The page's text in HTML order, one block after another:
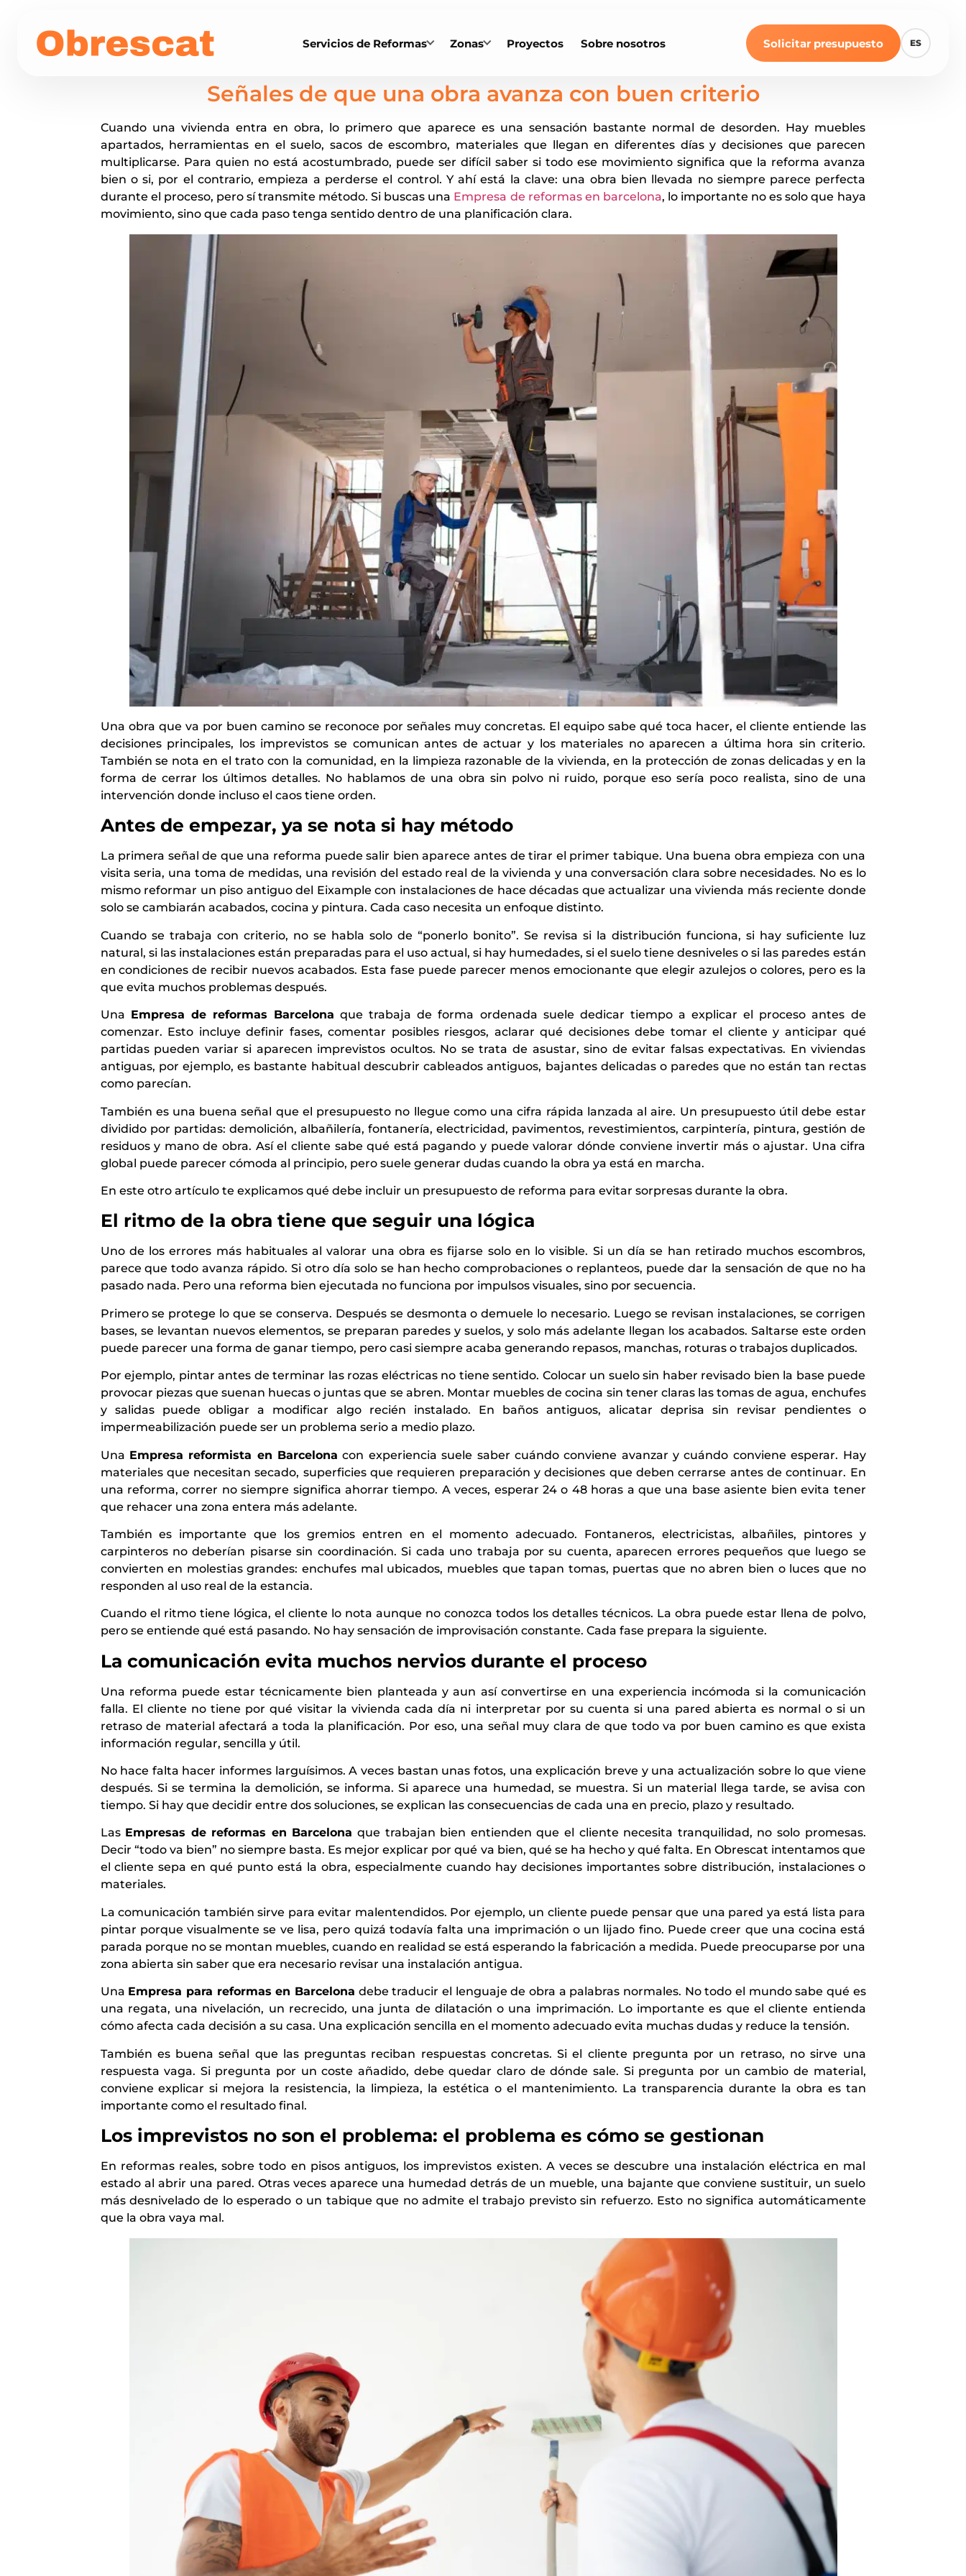
Servicios de Reformas Zonas Proyectos Sobre nosotros Solicitar presupuesto ES
Señales de que una obra avanza con buen criterio
Cuando una vivienda entra en obra, lo primero que aparece es una sensación bastante normal de desorden. Hay muebles
apartados, herramientas en el suelo, sacos de escombro, materiales que llegan en diferentes días y decisiones que parecen
multiplicarse. Para quien no está acostumbrado, puede ser difícil saber si todo ese movimiento significa que la reforma avanza
bien o si, por el contrario, empieza a perderse el control. Y ahí está la clave: una obra bien llevada no siempre parece perfecta
durante el proceso, pero sí transmite método. Si buscas una Empresa de reformas en barcelona, lo importante no es solo que haya
movimiento, sino que cada paso tenga sentido dentro de una planificación clara.
Una obra que va por buen camino se reconoce por señales muy concretas. El equipo sabe qué toca hacer, el cliente entiende las
decisiones principales, los imprevistos se comunican antes de actuar y los materiales no aparecen a última hora sin criterio.
También se nota en el trato con la comunidad, en la limpieza razonable de la vivienda, en la protección de zonas delicadas y en la
forma de cerrar los últimos detalles. No hablamos de una obra sin polvo ni ruido, porque eso sería poco realista, sino de una
intervención donde incluso el caos tiene orden.
Antes de empezar, ya se nota si hay método
La primera señal de que una reforma puede salir bien aparece antes de tirar el primer tabique. Una buena obra empieza con una
visita seria, una toma de medidas, una revisión del estado real de la vivienda y una conversación clara sobre necesidades. No es lo
mismo reformar un piso antiguo del Eixample con instalaciones de hace décadas que actualizar una vivienda más reciente donde
solo se cambiarán acabados, cocina y pintura. Cada caso necesita un enfoque distinto.
Cuando se trabaja con criterio, no se habla solo de “ponerlo bonito”. Se revisa si la distribución funciona, si hay suficiente luz
natural, si las instalaciones están preparadas para el uso actual, si hay humedades, si el suelo tiene desniveles o si las paredes están
en condiciones de recibir nuevos acabados. Esta fase puede parecer menos emocionante que elegir azulejos o colores, pero es la
que evita muchos problemas después.
Una Empresa de reformas Barcelona que trabaja de forma ordenada suele dedicar tiempo a explicar el proceso antes de
comenzar. Esto incluye definir fases, comentar posibles riesgos, aclarar qué decisiones debe tomar el cliente y anticipar qué
partidas pueden variar si aparecen imprevistos ocultos. No se trata de asustar, sino de evitar falsas expectativas. En viviendas
antiguas, por ejemplo, es bastante habitual descubrir cableados antiguos, bajantes delicadas o paredes que no están tan rectas
como parecían.
También es una buena señal que el presupuesto no llegue como una cifra rápida lanzada al aire. Un presupuesto útil debe estar
dividido por partidas: demolición, albañilería, fontanería, electricidad, pavimentos, revestimientos, carpintería, pintura, gestión de
residuos y mano de obra. Así el cliente sabe qué está pagando y puede valorar dónde conviene invertir más o ajustar. Una cifra
global puede parecer cómoda al principio, pero suele generar dudas cuando la obra ya está en marcha.
En este otro artículo te explicamos qué debe incluir un presupuesto de reforma para evitar sorpresas durante la obra.
El ritmo de la obra tiene que seguir una lógica
Uno de los errores más habituales al valorar una obra es fijarse solo en lo visible. Si un día se han retirado muchos escombros,
parece que todo avanza rápido. Si otro día solo se han hecho comprobaciones o replanteos, puede dar la sensación de que no ha
pasado nada. Pero una reforma bien ejecutada no funciona por impulsos visuales, sino por secuencia.
Primero se protege lo que se conserva. Después se desmonta o demuele lo necesario. Luego se revisan instalaciones, se corrigen
bases, se levantan nuevos elementos, se preparan paredes y suelos, y solo más adelante llegan los acabados. Saltarse este orden
puede parecer una forma de ganar tiempo, pero casi siempre acaba generando repasos, manchas, roturas o trabajos duplicados.
Por ejemplo, pintar antes de terminar las rozas eléctricas no tiene sentido. Colocar un suelo sin haber revisado bien la base puede
provocar piezas que suenan huecas o juntas que se abren. Montar muebles de cocina sin tener claras las tomas de agua, enchufes
y salidas puede obligar a modificar algo recién instalado. En baños antiguos, alicatar deprisa sin revisar pendientes o
impermeabilización puede ser un problema serio a medio plazo.
Una Empresa reformista en Barcelona con experiencia suele saber cuándo conviene avanzar y cuándo conviene esperar. Hay
materiales que necesitan secado, superficies que requieren preparación y decisiones que deben cerrarse antes de continuar. En
una reforma, correr no siempre significa ahorrar tiempo. A veces, esperar 24 o 48 horas a que una base asiente bien evita tener
que rehacer una zona entera más adelante.
También es importante que los gremios entren en el momento adecuado. Fontaneros, electricistas, albañiles, pintores y
carpinteros no deberían pisarse sin coordinación. Si cada uno trabaja por su cuenta, aparecen errores pequeños que luego se
convierten en molestias grandes: enchufes mal ubicados, muebles que tapan tomas, puertas que no abren bien o luces que no
responden al uso real de la estancia.
Cuando el ritmo tiene lógica, el cliente lo nota aunque no conozca todos los detalles técnicos. La obra puede estar llena de polvo,
pero se entiende qué está pasando. No hay sensación de improvisación constante. Cada fase prepara la siguiente.
La comunicación evita muchos nervios durante el proceso
Una reforma puede estar técnicamente bien planteada y aun así convertirse en una experiencia incómoda si la comunicación
falla. El cliente no tiene por qué visitar la vivienda cada día ni interpretar por su cuenta si una pared abierta es normal o si un
retraso de material afectará a toda la planificación. Por eso, una señal muy clara de que todo va por buen camino es que exista
información regular, sencilla y útil.
No hace falta hacer informes larguísimos. A veces bastan unas fotos, una explicación breve y una actualización sobre lo que viene
después. Si se termina la demolición, se informa. Si aparece una humedad, se muestra. Si un material llega tarde, se avisa con
tiempo. Si hay que decidir entre dos soluciones, se explican las consecuencias de cada una en precio, plazo y resultado.
Las Empresas de reformas en Barcelona que trabajan bien entienden que el cliente necesita tranquilidad, no solo promesas.
Decir “todo va bien” no siempre basta. Es mejor explicar por qué va bien, qué se ha hecho y qué falta. En Obrescat intentamos que
el cliente sepa en qué punto está la obra, especialmente cuando hay decisiones importantes sobre distribución, instalaciones o
materiales.
La comunicación también sirve para evitar malentendidos. Por ejemplo, un cliente puede pensar que una pared ya está lista para
pintar porque visualmente se ve lisa, pero quizá todavía falta una imprimación o un lijado fino. Puede creer que una cocina está
parada porque no se montan muebles, cuando en realidad se está esperando la fabricación a medida. Puede preocuparse por una
zona abierta sin saber que era necesario revisar una instalación antigua.
Una Empresa para reformas en Barcelona debe traducir el lenguaje de obra a palabras normales. No todo el mundo sabe qué es
una regata, una nivelación, un recrecido, una junta de dilatación o una imprimación. Lo importante es que el cliente entienda
cómo afecta cada decisión a su casa. Una explicación sencilla en el momento adecuado evita muchas dudas y reduce la tensión.
También es buena señal que las preguntas reciban respuestas concretas. Si el cliente pregunta por un retraso, no sirve una
respuesta vaga. Si pregunta por un coste añadido, debe quedar claro de dónde sale. Si pregunta por un cambio de material,
conviene explicar si mejora la resistencia, la limpieza, la estética o el mantenimiento. La transparencia durante la obra es tan
importante como el resultado final.
Los imprevistos no son el problema: el problema es cómo se gestionan
En reformas reales, sobre todo en pisos antiguos, los imprevistos existen. A veces se descubre una instalación eléctrica en mal
estado al abrir una pared. Otras veces aparece una humedad detrás de un mueble, una bajante que conviene sustituir, un suelo
más desnivelado de lo esperado o un tabique que no admite el trabajo previsto sin refuerzo. Esto no significa automáticamente
que la obra vaya mal.